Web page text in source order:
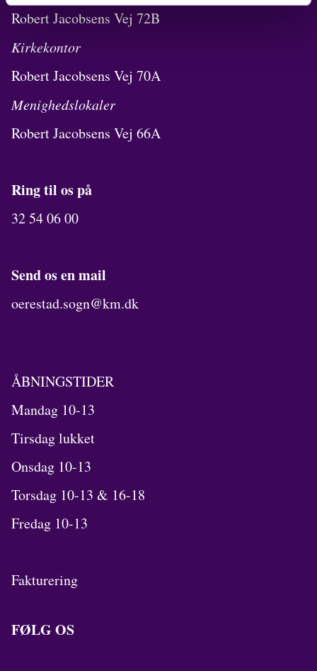
Robert Jacobsens Vej 72B
Kirkekontor
Robert Jacobsens Vej 70A
Menighedslokaler
Robert Jacobsens Vej 66A
Ring til os på
32 54 06 00
Send os en mail
oerestad.sogn@km.dk
ÅBNINGSTIDER
Mandag 10-13
Tirsdag lukket
Onsdag 10-13
Torsdag 10-13 & 16-18
Fredag 10-13
Fakturering
FØLG OS